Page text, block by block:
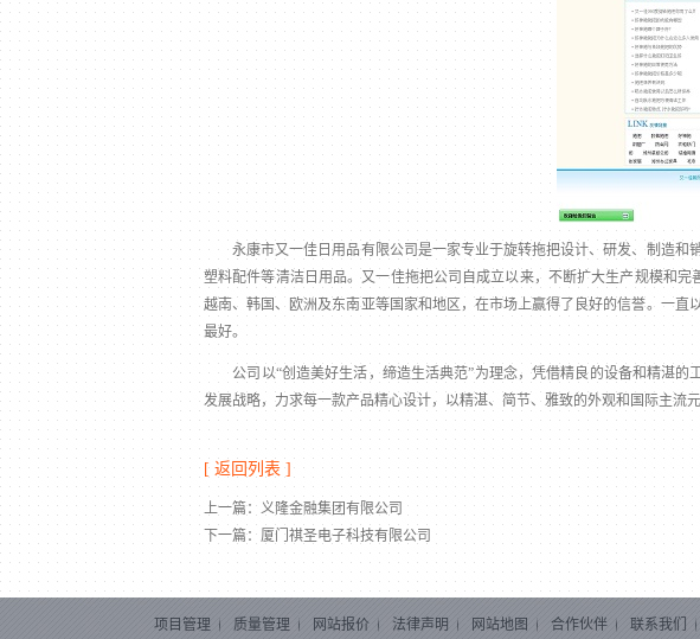
永康市又一佳日用品有限公司是一家专业于旋转拖把设计、研发、制造和
塑料配件等清洁日用品。又一佳拖把公司自成立以来，不断扩大生产规模和完
越南、韩国、欧洲及东南亚等国家和地区，在市场上赢得了良好的信誉。一
最好。
公司以“创造美好生活，缔造生活典范”为理念，凭借精良的设备和精湛的
发展战略，力求每一款产品精心设计，以精湛、简节、雅致的外观和国际主流
[ 返回列表 ]
上一篇：义隆金融集团有限公司
下一篇：厦门祺圣电子科技有限公司
项目管理 质量管理 网站报价 法律声明 网站地图 合作伙伴 联系我们